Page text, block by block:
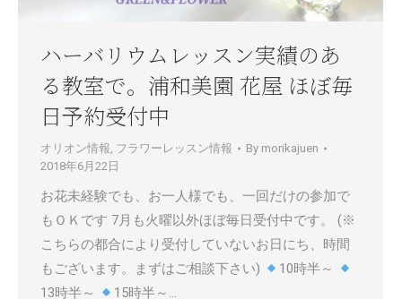
ハーバリウムレッスン実績のあ
る教室で。浦和美園 花屋 ほぼ毎
日予約受付中
オリオン情報, フラワーレッスン情報 By morikajuen
2018年6月22日
お花未経験でも、お一人様でも、一回だけの参加で
もＯＫです 7月も火曜以外ほぼ毎日受付中です。 (※
こちらの都合により受付していないお日にち、時間
もございます。まずはご相談下さい)
10時半～
13時半～
15時半～…